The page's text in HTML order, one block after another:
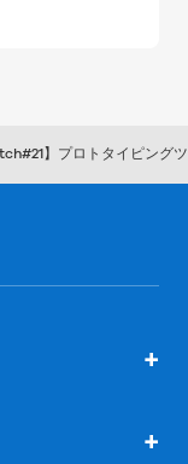
】プロトタイピング
+
+